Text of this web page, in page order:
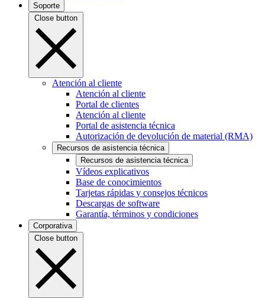
Soporte
Close button
Atención al cliente
Atención al cliente
Portal de clientes
Atención al cliente
Portal de asistencia técnica
Autorización de devolución de material (RMA)
Recursos de asistencia técnica
Recursos de asistencia técnica
Vídeos explicativos
Base de conocimientos
Tarjetas rápidas y consejos técnicos
Descargas de software
Garantía, términos y condiciones
Corporativa
Close button